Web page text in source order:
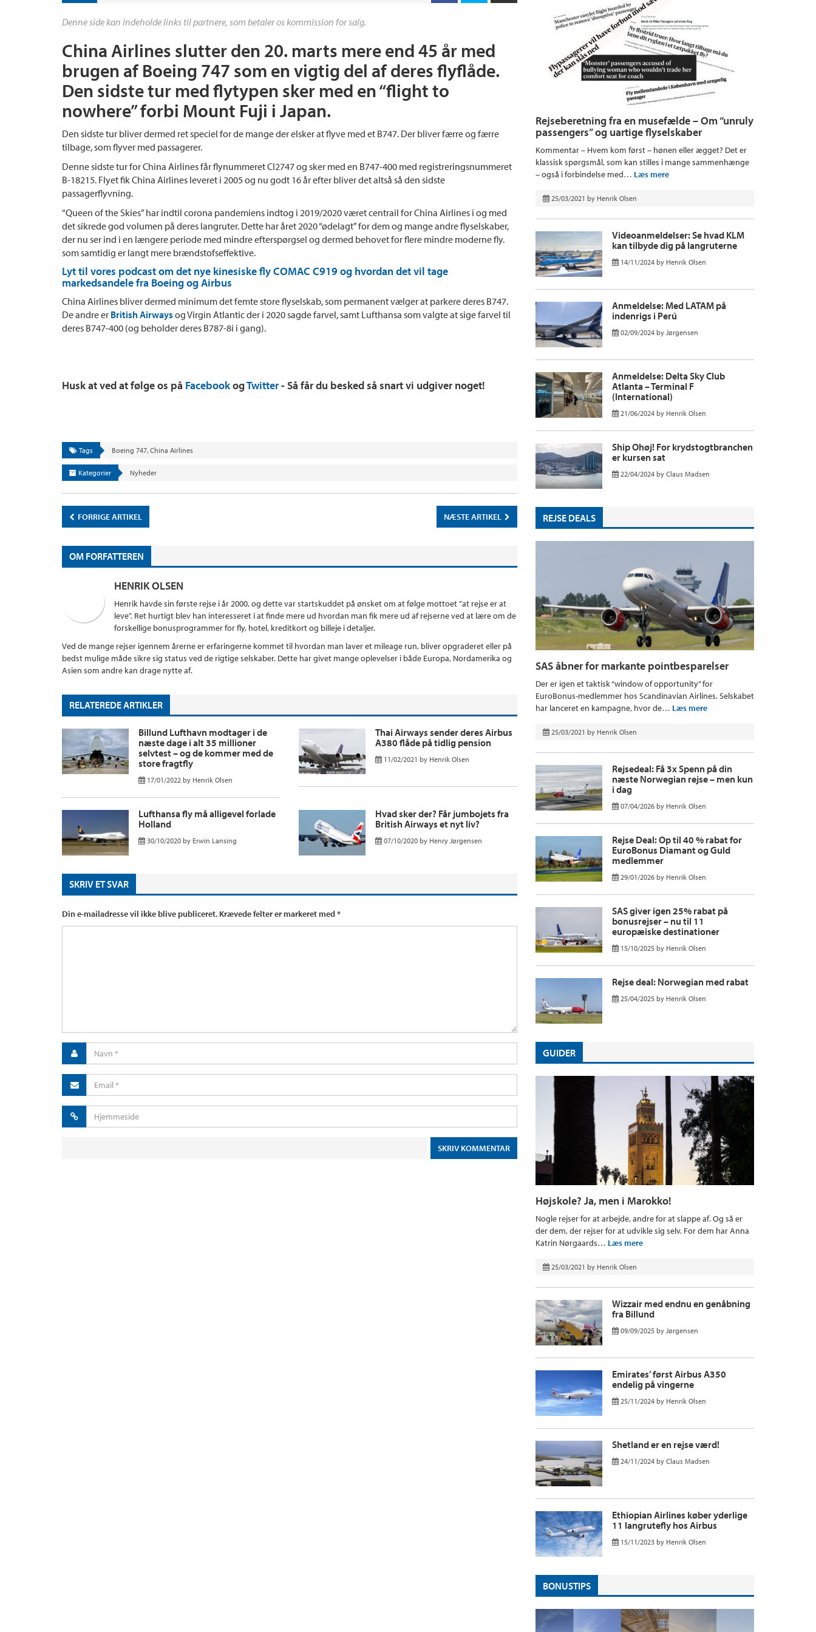
Denne side kan indeholde links til partnere, som betaler os kommission for salg.
China Airlines slutter den 20. marts mere end 45 år med
brugen af Boeing 747 som en vigtig del af deres flyflåde.
Den sidste tur med flytypen sker med en “flight to
nowhere” forbi Mount Fuji i Japan.
Den sidste tur bliver dermed ret speciel for de mange der elsker at flyve med et B747. Der bliver færre og færre
tilbage, som flyver med passagerer.
Denne sidste tur for China Airlines får flynummeret CI2747 og sker med en B747-400 med registreringsnummeret
B-18215. Flyet fik China Airlines leveret i 2005 og nu godt 16 år efter bliver det altså så den sidste
passagerflyvning.
“Queen of the Skies” har indtil corona pandemiens indtog i 2019/2020 været centrail for China Airlines i og med
det sikrede god volumen på deres langruter. Dette har året 2020 “ødelagt” for dem og mange andre flyselskaber,
der nu ser ind i en længere periode med mindre efterspørgsel og dermed behovet for flere mindre moderne fly.
som samtidig er langt mere brændstofseffektive.
Lyt til vores podcast om det nye kinesiske fly COMAC C919 og hvordan det vil tage
markedsandele fra Boeing og Airbus
China Airlines bliver dermed minimum det femte store flyselskab, som permanent vælger at parkere deres B747.
De andre er British Airways og Virgin Atlantic der i 2020 sagde farvel, samt Lufthansa som valgte at sige farvel til
deres B747-400 (og beholder deres B787-8i i gang).
Husk at ved at følge os på FacebookogTwitter- Så får du besked så snart vi udgiver noget!
Tags Boeing 747, China Airlines
Kategorier Nyheder
FORRIGE ARTIKEL NÆSTE ARTIKEL
OM FORFATTEREN
HENRIK OLSEN
Henrik havde sin første rejse i år 2000, og dette var startskuddet på ønsket om at følge mottoet ”at rejse er at
leve”. Ret hurtigt blev han interesseret i at finde mere ud hvordan man fik mere ud af rejserne ved at lære om de
forskellige bonusprogrammer for fly, hotel, kreditkort og billeje i detaljer.
Ved de mange rejser igennem årerne er erfaringerne kommet til hvordan man laver et mileage run, bliver opgraderet eller på
bedst mulige måde sikre sig status ved de rigtige selskaber. Dette har givet mange oplevelser i både Europa, Nordamerika og
Asien som andre kan drage nytte af.
RELATEREDE ARTIKLER
Billund Lufthavn modtager i de
næste dage i alt 35 millioner
selvtest – og de kommer med de
store fragtfly
17/01/2022 by Henrik Olsen
Thai Airways sender deres Airbus
A380 flåde på tidlig pension
11/02/2021 by Henrik Olsen
Lufthansa fly må alligevel forlade
Holland
30/10/2020 by Erwin Lansing
Hvad sker der? Får jumbojets fra
British Airways et nyt liv?
07/10/2020 by Henry Jørgensen
SKRIV ET SVAR
Din e-mailadresse vil ikke blive publiceret. Krævede felter er markeret med*
Rejseberetning fra en musefælde – Om “unruly
passengers” og uartige flyselskaber
Kommentar – Hvem kom først – hønen eller ægget? Det er
klassisk spørgsmål, som kan stilles i mange sammenhænge
– også i forbindelse med… Læs mere
25/03/2021 by Henrik Olsen
Videoanmeldelser: Se hvad KLM
kan tilbyde dig på langruterne
14/11/2024 by Henrik Olsen
Anmeldelse: Med LATAM på
indenrigs i Perú
02/09/2024 by Jørgensen
Anmeldelse: Delta Sky Club
Atlanta – Terminal F
(International)
21/06/2024 by Henrik Olsen
Ship Ohøj! For krydstogtbranchen
er kursen sat
22/04/2024 by Claus Madsen
REJSE DEALS
SAS åbner for markante pointbesparelser
Der er igen et taktisk “window of opportunity” for
EuroBonus-medlemmer hos Scandinavian Airlines. Selskabet
har lanceret en kampagne, hvor de… Læs mere
25/03/2021 by Henrik Olsen
Rejsedeal: Få 3x Spenn på din
næste Norwegian rejse – men kun
i dag
07/04/2026 by Henrik Olsen
Rejse Deal: Op til 40 % rabat for
EuroBonus Diamant og Guld
medlemmer
29/01/2026 by Henrik Olsen
SAS giver igen 25% rabat på
bonusrejser – nu til 11
europæiske destinationer
15/10/2025 by Henrik Olsen
Rejse deal: Norwegian med rabat
25/04/2025 by Henrik Olsen
GUIDER
Højskole? Ja, men i Marokko!
Nogle rejser for at arbejde, andre for at slappe af. Og så er
der dem, der rejser for at udvikle sig selv. For dem har Anna
Katrin Nørgaards… Læs mere
25/03/2021 by Henrik Olsen
Wizzair med endnu en genåbning
fra Billund
09/09/2025 by Jørgensen
Emirates’ først Airbus A350
endelig på vingerne
25/11/2024 by Henrik Olsen
Shetland er en rejse værd!
24/11/2024 by Claus Madsen
Ethiopian Airlines køber yderlige
11 langrutefly hos Airbus
15/11/2023 by Henrik Olsen
BONUSTIPS